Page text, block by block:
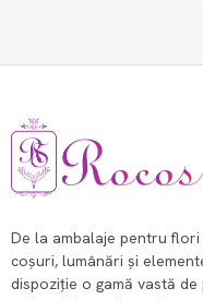
De la ambalaje pentru
coșuri, lumânări și
dispoziție o gamă vastă